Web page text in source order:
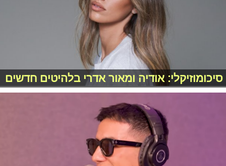
סיכומוזיקלי: אודיה ומאור אדרי בלהיטים חדשים